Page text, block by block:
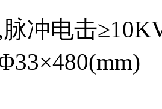
冲电击